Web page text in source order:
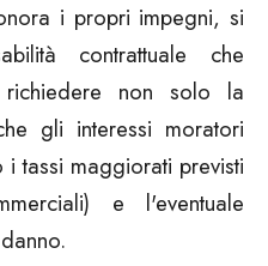
i propri impegni, si
contrattuale che
non solo la
gli interessi moratori
tassi maggiorati previsti
e l'eventuale